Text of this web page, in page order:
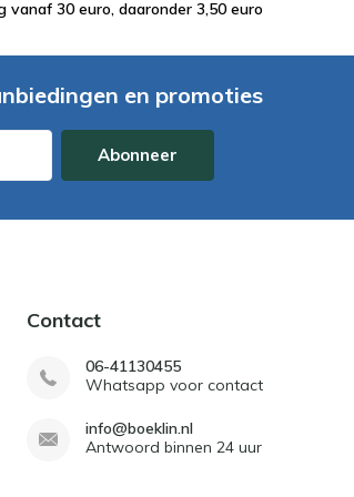
vanaf 30 euro, daaronder 3,50 euro
en promoties
Abonneer
Contact
06-41130455
Whatsapp voor contact
info@boeklin.nl
Antwoord binnen 24 uur